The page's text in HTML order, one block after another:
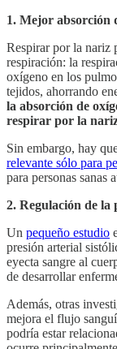
1. Mejor absorción
Respirar por la nariz
respiración: la
oxígeno en los
tejidos, ahorrando
la absorción de
respirar por la
Sin embargo, hay
relevante sólo para
para personas sanas
2. Regulación de
Un pequeño estudio
presión arterial
eyecta sangre al
de desarrollar
Además, otras
mejora el flujo
podría estar